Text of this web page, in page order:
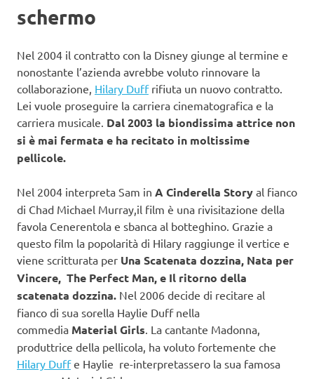
schermo
Nel 2004 il contratto con la Disney giunge al termine e
nonostante l’azienda avrebbe voluto rinnovare la
collaborazione, Hilary Duffrifiuta un nuovo contratto.
Lei vuole proseguire la carriera cinematografica e la
carriera musicale. Dal 2003 la biondissima attrice non
si è mai fermata e ha recitato in moltissime
pellicole.
Nel 2004 interpreta Sam in A Cinderella Story al fianco
di Chad Michael Murray,il film è una rivisitazione della
favola Cenerentola e sbanca al botteghino. Grazie a
questo film la popolarità di Hilary raggiunge il vertice e
viene scritturata per Una Scatenata dozzina, Nata per
Vincere, The Perfect Man, e Il ritorno della
scatenata dozzina. Nel 2006 decide di recitare al
fianco di sua sorella Haylie Duff nella
commedia Material Girls . La cantante Madonna,
produttrice della pellicola, ha voluto fortemente che
Hilary Duffe Haylie re-interpretassero la sua famosa